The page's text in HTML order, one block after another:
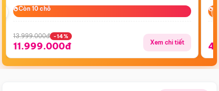
Còn 10 chỗ
Còn 10 chỗ
13.999.000đ -14%
11.999.000đ Xem chi tiết